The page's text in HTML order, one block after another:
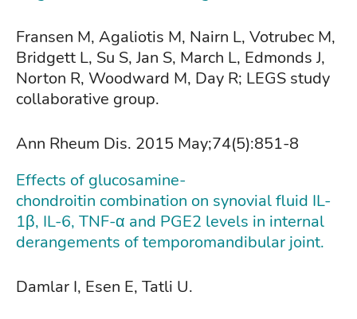
Fransen M, Agaliotis M, Nairn L, Votrubec M,
Bridgett L, Su S, Jan S, March L, Edmonds J,
Norton R, Woodward M, Day R; LEGS study
collaborative group.
Ann Rheum Dis. 2015 May;74(5):851-8
Effects of glucosamine-
chondroitin combination on synovial fluid IL-
1β, IL-6, TNF-α and PGE2 levels in internal
derangements of temporomandibular joint.
Damlar I, Esen E, Tatli U.